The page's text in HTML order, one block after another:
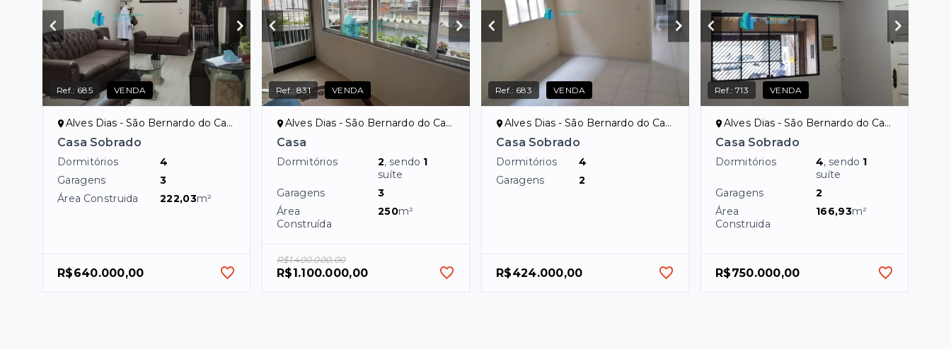
Ref.: 685 VENDA
Alves Dias - São Bernardo do Campo/SP
Casa Sobrado
Dormitórios
4
Garagens
3
Área Construida
222,03m²
R$640.000,00
Ref.:831 VENDA
Alves Dias - São Bernardo do Campo/SP
Casa
Dormitórios 2, sendo 1
suíte
Garagens
3
Área
Construída
250m²
R$1.400.000,00
R$1.100.000,00
Ref.: 683 VENDA
Alves Dias - São Bernardo do Campo/SP
Casa Sobrado
Dormitórios
4
Garagens
2
R$424.000,00
Ref.:713 VENDA
Alves Dias - São Bernardo do Campo/SP
Casa Sobrado
Dormitórios 4, sendo 1
suíte
Garagens
2
Área
Construida
166,93m²
R$750.000,00